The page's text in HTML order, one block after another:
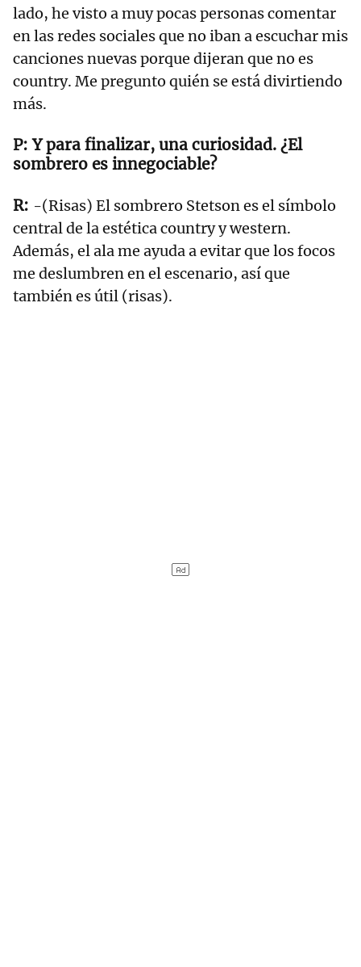
lado, he visto a muy pocas personas comentar
en las redes sociales que no iban a escuchar mis
canciones nuevas porque dijeran que no es
country. Me pregunto quién se está divirtiendo
más.
Y para finalizar, una curiosidad. ¿El
sombrero es innegociable?
-(Risas) El sombrero Stetson es el símbolo
central de la estética country y western.
Además, el ala me ayuda a evitar que los focos
me deslumbren en el escenario, así que
también es útil (risas).